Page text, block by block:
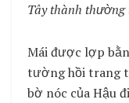
Tây thành
Mái được lợp
tường hồi trang
bờ nóc của Hậu